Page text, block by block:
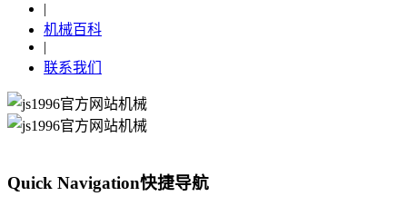
|
机械百科
|
联系我们
Quick Navigation快捷导航